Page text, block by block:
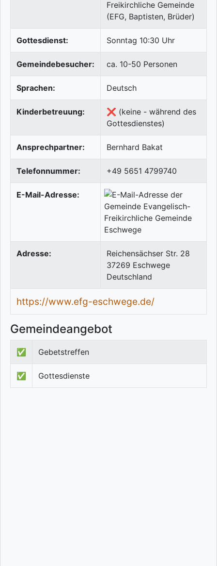
Freikirchliche Gemeinde
(EFG, Baptisten, Brüder)
Gottesdienst: Sonntag 10:30 Uhr
Gemeindebesucher: ca. 10-50 Personen
Sprachen: Deutsch
Kinderbetreuung:
❌ (keine - während des
Gottesdienstes)
Ansprechpartner: Bernhard Bakat
Telefonnummer: +49 5651 4799740
E-Mail-Adresse:
Adresse:
Reichensächser Str. 28
37269 Eschwege
Deutschland
https://www.efg-eschwege.de/
Gemeindeangebot
✅ Gebetstreffen
✅ Gottesdienste